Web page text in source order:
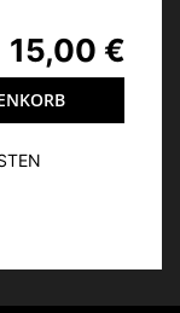
15,00 €